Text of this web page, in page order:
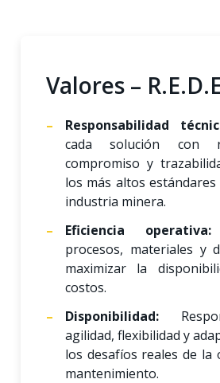
Valores –
Responsabilidad
cada solución con
compromiso y
los más altos
industria minera.
Eficiencia operativa:
procesos, materiales y
maximizar la
costos.
Disponibilidad:
agilidad, flexibilidad y
los desafíos reales de la
mantenimiento.